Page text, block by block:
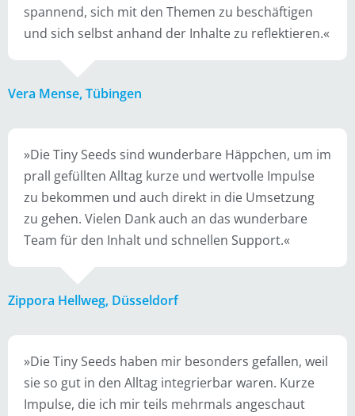
spannend, sich mit den Themen zu beschäftigen
und sich selbst anhand der Inhalte zu reflektieren.«
Vera Mense, Tübingen
»Die Tiny Seeds sind wunderbare Häppchen, um im
prall gefüllten Alltag kurze und wertvolle Impulse
zu bekommen und auch direkt in die Umsetzung
zu gehen. Vielen Dank auch an das wunderbare
Team für den Inhalt und schnellen Support.«
Zippora Hellweg, Düsseldorf
»Die Tiny Seeds haben mir besonders gefallen, weil
sie so gut in den Alltag integrierbar waren. Kurze
Impulse, die ich mir teils mehrmals angeschaut